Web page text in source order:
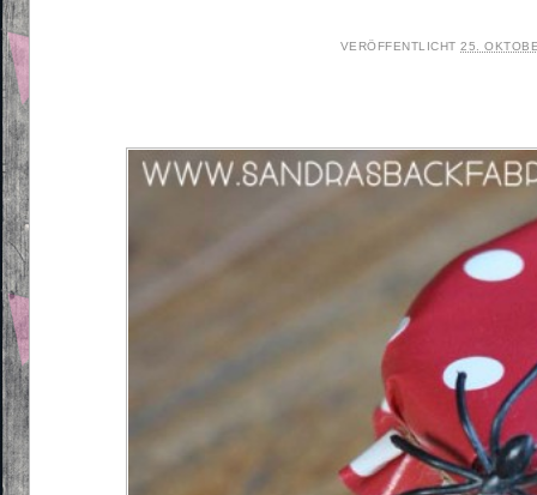
VERÖFFENTLICHT25.